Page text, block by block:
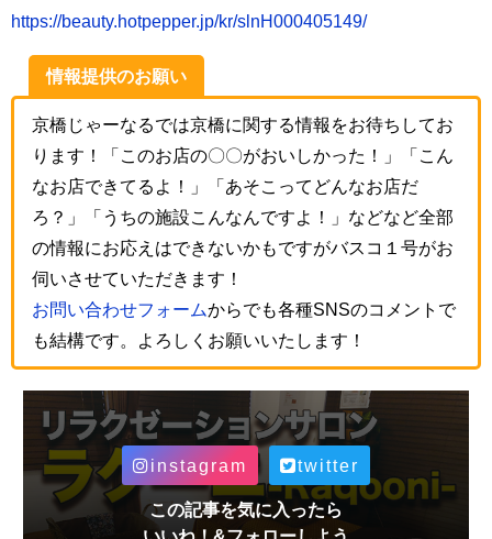
https://beauty.hotpepper.jp/kr/slnH000405149/
情報提供のお願い
京橋じゃーなるでは京橋に関する情報をお待ちしてお
ります！「このお店の〇〇がおいしかった！」「こん
なお店できてるよ！」「あそこってどんなお店だ
ろ？」「うちの施設こんなんですよ！」などなど全部
の情報にお応えはできないかもですがバスコ１号がお
伺いさせていただきます！
お問い合わせフォームからでも各種SNSのコメントで
も結構です。よろしくお願いいたします！
instagram twitter
この記事を気に入ったら